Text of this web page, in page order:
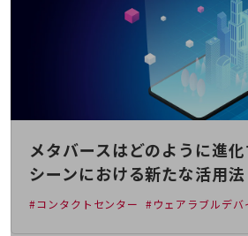
サービス・ソリューションTOP
サービス・ソリューションをご紹介
ネットワーク・モバイル
クラウド・データセンター
メタバースはどのように進
シーンにおける新たな活用法
#コンタクトセンター #ウェアラブルデバ